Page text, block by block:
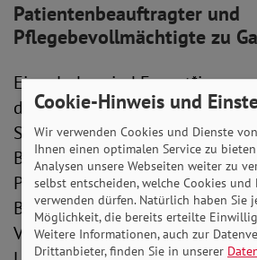
Patientenbeauftragter und
Pflegebevollmächtigte zu
Eingeladen sind Expert*innen
direkte Einblicke geben können.
Stefan Schwartze, der
Bundesregierung für die
Patient*innen, Claudia Moll,
Bundesregierung für die
Vogler, gesundheitspolitische
Cookie-Hinweis und
Wir verwenden Cookies und Dienste
Ihnen einen optimalen Service zu
Analysen unsere Webseiten weiter zu
selbst entscheiden, welche Cookies und
verwenden dürfen. Natürlich haben Sie
Möglichkeit, die bereits erteilte
Weitere Informationen, auch zur
Drittanbieter, finden Sie in unserer